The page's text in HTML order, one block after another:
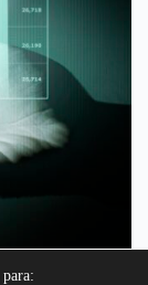
para: